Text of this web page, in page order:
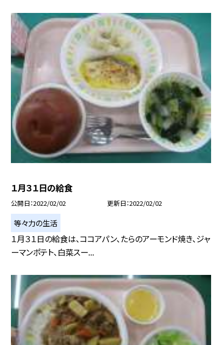
１月３１日の給食
公開日 2022/02/02 更新日 2022/02/02
等々力の生活
１月３１日の給食は、ココアパン、たらのアーモンド焼き、ジャ
ーマンポテト、白菜スー...